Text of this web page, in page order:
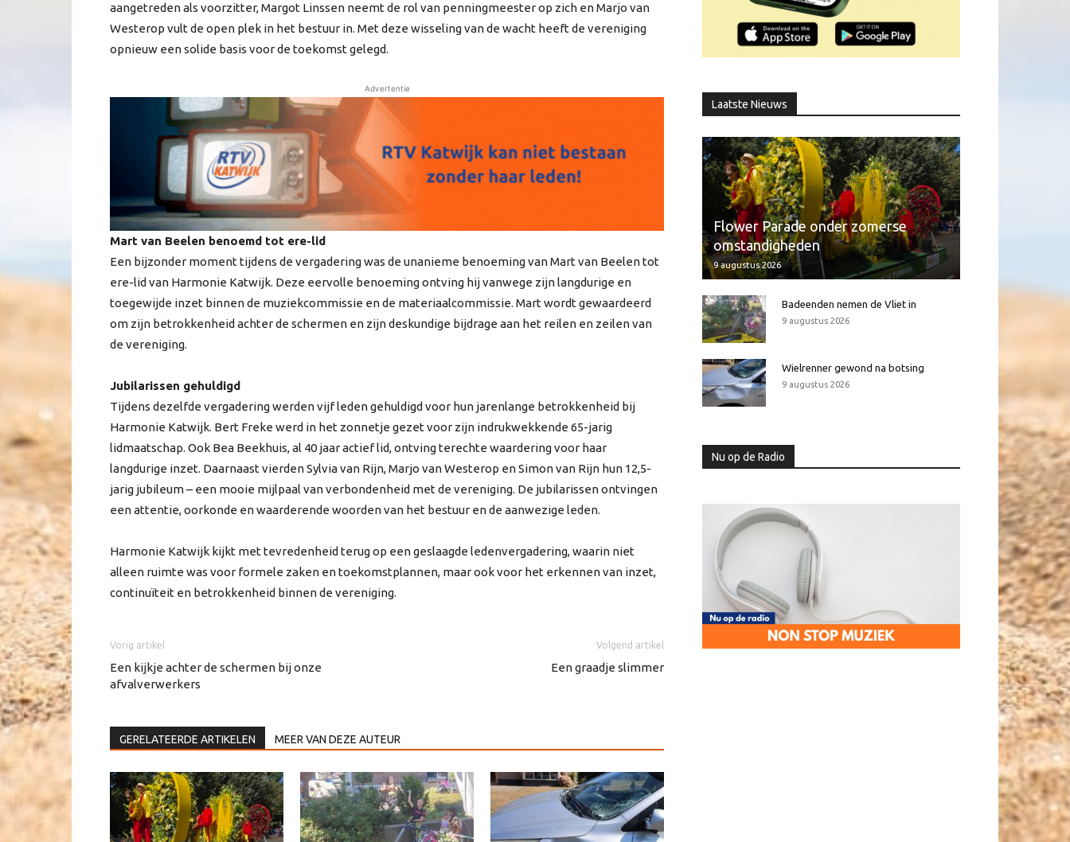
aangetreden als voorzitter, Margot Linssen neemt de rol van penningmeester op zich en Marjo van
Westerop vult de open plek in het bestuur in. Met deze wisseling van de wacht heeft de vereniging
opnieuw een solide basis voor de toekomst gelegd.
Advertentie
Mart van Beelen benoemd tot ere-lid
Een bijzonder moment tijdens de vergadering was de unanieme benoeming van Mart van Beelen tot
ere-lid van Harmonie Katwijk. Deze eervolle benoeming ontving hij vanwege zijn langdurige en
toegewijde inzet binnen de muziekcommissie en de materiaalcommissie. Mart wordt gewaardeerd
om zijn betrokkenheid achter de schermen en zijn deskundige bijdrage aan het reilen en zeilen van
de vereniging.
Jubilarissen gehuldigd
Tijdens dezelfde vergadering werden vijf leden gehuldigd voor hun jarenlange betrokkenheid bij
Harmonie Katwijk. Bert Freke werd in het zonnetje gezet voor zijn indrukwekkende 65-jarig
lidmaatschap. Ook Bea Beekhuis, al 40 jaar actief lid, ontving terechte waardering voor haar
langdurige inzet. Daarnaast vierden Sylvia van Rijn, Marjo van Westerop en Simon van Rijn hun 12,5-
jarig jubileum – een mooie mijlpaal van verbondenheid met de vereniging. De jubilarissen ontvingen
een attentie, oorkonde en waarderende woorden van het bestuur en de aanwezige leden.
Harmonie Katwijk kijkt met tevredenheid terug op een geslaagde ledenvergadering, waarin niet
alleen ruimte was voor formele zaken en toekomstplannen, maar ook voor het erkennen van inzet,
continuïteit en betrokkenheid binnen de vereniging.
Vorig artikel
Een kijkje achter de schermen bij onze
afvalverwerkers
Volgend artikel
Een graadje slimmer
GERELATEERDE ARTIKELEN MEER VAN DEZE AUTEUR
Laatste Nieuws
Flower Parade onder zomerse
omstandigheden
9 augustus 2026
Badeenden nemen de Vliet in
9 augustus 2026
Wielrenner gewond na botsing
9 augustus 2026
Nu op de Radio